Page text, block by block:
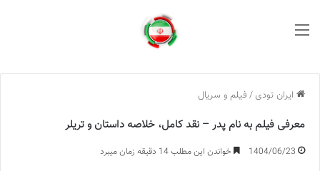
ایران تودی / فیلم و سریال
معرفی فیلم به نام پدر – نقد کامل، خلاصه داستان و تریلر
1404/06/23 خواندن این مطلب 14 دقیقه زمان میبرد